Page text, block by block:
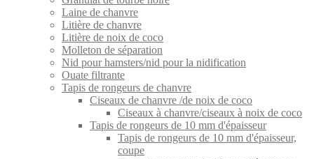
Laine de chanvre
Litière de chanvre
Litière de noix de coco
Molleton de séparation
Nid pour hamsters/nid pour la nidification
Ouate filtrante
Tapis de rongeurs de chanvre
Ciseaux de chanvre /de noix de coco
Ciseaux à chanvre/ciseaux à noix de coco
Tapis de rongeurs de 10 mm d'épaisseur
Tapis de rongeurs de 10 mm d'épaisseur,
coupe